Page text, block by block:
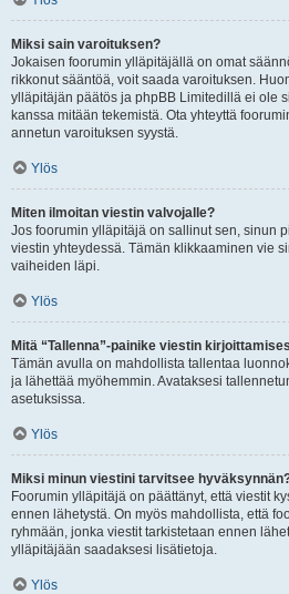
Miksi sain varoituksen?
Jokaisen foorumin ylläpitäjällä on omat
rikkonut sääntöä, voit saada varoituksen.
ylläpitäjän päätös ja phpBB Limitedillä ei ole
kanssa mitään tekemistä. Ota yhteyttä
annetun varoituksen syystä.
Ylös
Miten ilmoitan viestin valvojalle?
Jos foorumin ylläpitäjä on sallinut sen, sinun
viestin yhteydessä. Tämän klikkaaminen vie
vaiheiden läpi.
Ylös
Mitä “Tallenna”-painike viestin
Tämän avulla on mahdollista tallentaa
ja lähettää myöhemmin. Avataksesi
asetuksissa.
Ylös
Miksi minun viestini tarvitsee
Foorumin ylläpitäjä on päättänyt, että viestit
ennen lähetystä. On myös mahdollista, että
ryhmään, jonka viestit tarkistetaan ennen
ylläpitäjään saadaksesi lisätietoja.
Ylös